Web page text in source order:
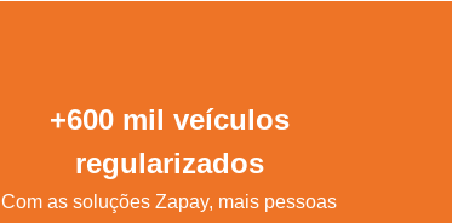
+600 mil veículos
regularizados
Com as soluções Zapay, mais pessoas